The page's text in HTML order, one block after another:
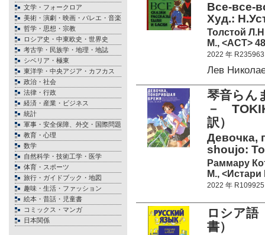
文学・フォークロア
美術・演劇・映画・バレエ・音楽
哲学・思想・宗教
ロシア史・中東欧史・世界史
考古学・民族学・地理・地誌
シベリア・極東
東洋学・中央アジア・カフカス
政治・社会
法律・行政
経済・産業・ビジネス
統計
軍事・安全保障、外交・国際問題
教育・心理
数学
自然科学・技術工学・医学
体育・スポーツ
旅行・ガイドブック・地図
趣味・生活・ファッション
絵本・昔話・児童書
コミックス・マンガ
日本関係
Все-все-
Худ.:
Толстой
М., <АСТ>
2022 年 R235963
Лев
琴音ら
－
訳）
Девочка,
shoujo:
Раммару
М., <Истари
2022 年 R109925
ロシア
書）